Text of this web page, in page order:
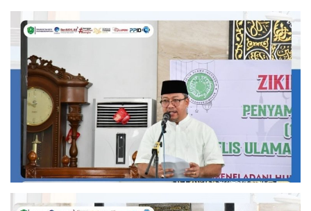
DEMOGRAFI
PEMERINTAHAN
SEJARAH
DOKUMENTASI
VISI MISI